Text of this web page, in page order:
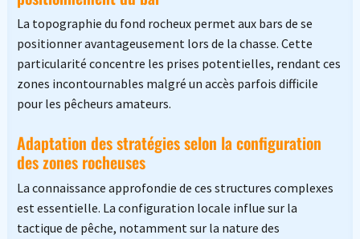
La topographie du fond rocheux permet aux bars de se
positionner avantageusement lors de la chasse. Cette
particularité concentre les prises potentielles, rendant ces
zones incontournables malgré un accès parfois difficile
pour les pêcheurs amateurs.
Adaptation des stratégies selon la configuration
des zones rocheuses
La connaissance approfondie de ces structures complexes
est essentielle. La configuration locale influe sur la
tactique de pêche, notamment sur la nature des